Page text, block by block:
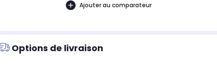
Ajouter au comparateur
Options de livraison